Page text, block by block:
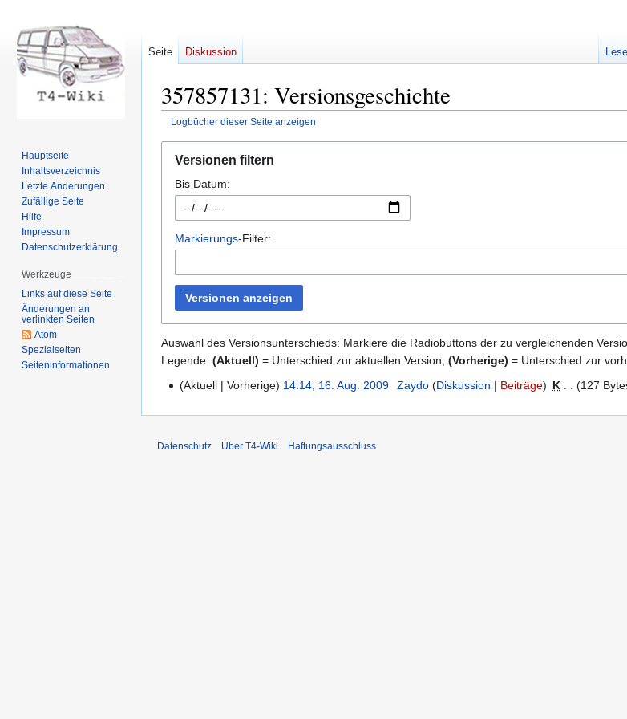
357857131: Versionsgeschichte
Logbücher dieser Seite anzeigen
Navigation
springen
Suche
springen
Versionen filtern
Bis Datum:
Markierungs-Filter:
Versionen anzeigen
Auswahl des Versionsunterschieds: Markiere die Radiobuttons der zu vergleichenden
Legende: (Aktuell) = Unterschied zur aktuellen Version, (Vorherige) = Unterschied zur
16.
Aktuell Vorherige 14:14, 16. Aug. 2009 Zaydo Diskussion Beiträge K 127
Seite Diskussion
Hauptseite
Inhaltsverzeichnis
Letzte Änderungen
Zufällige Seite
Hilfe
Impressum
Datenschutzerklärung
Werkzeuge
Links auf diese Seite
Änderungen an
verlinkten Seiten
Atom
Spezialseiten
Seiten­informationen
Datenschutz Über T4-Wiki Haftungsausschluss